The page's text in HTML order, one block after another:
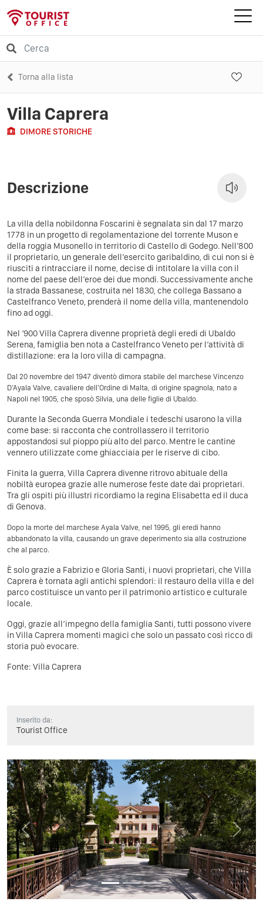
Torna alla lista
Villa Caprera
DIMORE STORICHE
Descrizione
La villa della nobildonna Foscarini è segnalata sin dal 17 marzo
1778 in un progetto di regolamentazione del torrente Muson e
della roggia Musonello in territorio di Castello di Godego. Nell’800
il proprietario, un generale dell’esercito garibaldino, di cui non si è
riusciti a rintracciare il nome, decise di intitolare la villa con il
nome del paese dell’eroe dei due mondi. Successivamente anche
la strada Bassanese, costruita nel 1830, che collega Bassano a
Castelfranco Veneto, prenderà il nome della villa, mantenendolo
fino ad oggi.​
Nel ’900 Villa Caprera divenne proprietà degli eredi di Ubaldo
Serena, famiglia ben nota a Castelfranco Veneto per l’attività di
distillazione: era la loro villa di campagna.
Dal 20 novembre del 1947 diventò dimora stabile del marchese Vincenzo
D’Ayala Valve, cavaliere dell’Ordine di Malta, di origine spagnola, nato a
Napoli nel 1905, che sposò Silvia, una delle figlie di Ubaldo.
Durante la Seconda Guerra Mondiale i tedeschi usarono la villa
come base: si racconta che controllassero il territorio
appostandosi sul pioppo più alto del parco. Mentre le cantine
vennero utilizzate come ghiacciaia per le riserve di cibo.
Finita la guerra, Villa Caprera divenne ritrovo abituale della
nobiltà europea grazie alle numerose feste date dai proprietari.
Tra gli ospiti più illustri ricordiamo la regina Elisabetta ed il duca
di Genova.
Dopo la morte del marchese Ayala Valve, nel 1995, gli eredi hanno
abbandonato la villa, causando un grave deperimento sia alla costruzione
che al parco.
È solo grazie a Fabrizio e Gloria Santi, i nuovi proprietari, che Villa
Caprera è tornata agli antichi splendori: il restauro della villa e del
parco costituisce un vanto per il patrimonio artistico e culturale
locale.
Oggi, grazie all’impegno della famiglia Santi, tutti possono vivere
in Villa Caprera momenti magici che solo un passato così ricco di
storia può evocare.
Fonte: Villa Caprera
Inserito da:
Tourist Office
Previous Next